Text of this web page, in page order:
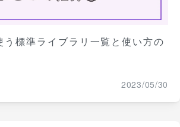
標準ライブラリ一覧と使い方の
2023/05/30